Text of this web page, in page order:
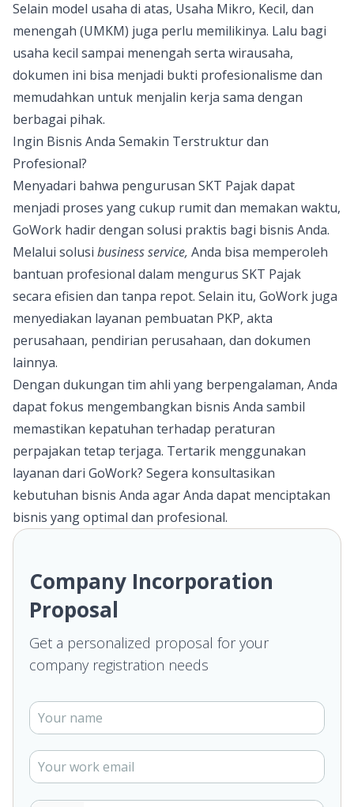
Selain model usaha di atas, Usaha Mikro, Kecil, dan
menengah (UMKM) juga perlu memilikinya. Lalu bagi
usaha kecil sampai menengah serta wirausaha,
dokumen ini bisa menjadi bukti profesionalisme dan
memudahkan untuk menjalin kerja sama dengan
berbagai pihak.
Ingin Bisnis Anda Semakin Terstruktur dan
Profesional?
Menyadari bahwa pengurusan SKT Pajak dapat
menjadi proses yang cukup rumit dan memakan waktu,
GoWork hadir dengan solusi praktis bagi bisnis Anda.
Melalui solusi business service, Anda bisa memperoleh
bantuan profesional dalam mengurus SKT Pajak
secara efisien dan tanpa repot. Selain itu, GoWork juga
menyediakan layanan pembuatan PKP, akta
perusahaan, pendirian perusahaan, dan dokumen
lainnya.
Dengan dukungan tim ahli yang berpengalaman, Anda
dapat fokus mengembangkan bisnis Anda sambil
memastikan kepatuhan terhadap peraturan
perpajakan tetap terjaga. Tertarik menggunakan
layanan dari GoWork? Segera konsultasikan
kebutuhan bisnis Anda agar Anda dapat menciptakan
bisnis yang optimal dan profesional.
Company Incorporation
Proposal
Get a personalized proposal for your
company registration needs